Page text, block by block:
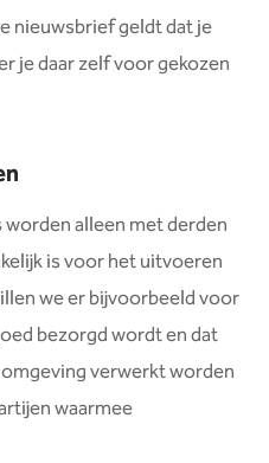
nieuwsbrief geldt dat je
je daar zelf voor gekozen
alleen met derden
is voor het uitvoeren
we er bijvoorbeeld voor
bezorgd wordt en dat
verwerkt worden
waarmee